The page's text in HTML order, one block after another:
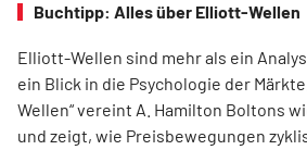
Buchtipp: Alles über Elliott-Wellen
Elliott-Wellen sind mehr als ein
ein Blick in die Psychologie der
Wellen“ vereint A. Hamilton Boltons
und zeigt, wie Preisbewegungen